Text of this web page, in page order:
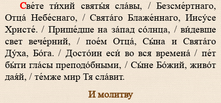
Све́те ти́хий святы́я сла́вы, / Безсме́ртнаго,
Отца́ Небе́снаго, / Свята́го Блаже́ннаго, Иису́се
Христе́. / Прише́дше на за́пад со́лнца, / ви́девше
свет вече́рний, / пое́м Отца́, Сы́на и Свята́го
Ду́ха, Бо́га. / Досто́ин еси́ во вся времена́ / пе́т
бы́ти гла́сы преподо́бными, / Сы́не Бо́жий, живо́т
дая́й, / те́мже мир Тя сла́вит.
И молитву